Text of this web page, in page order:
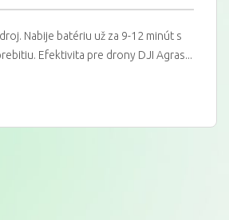
Nabije batériu už za 9-12 minút s
Efektivita pre drony DJI Agras...